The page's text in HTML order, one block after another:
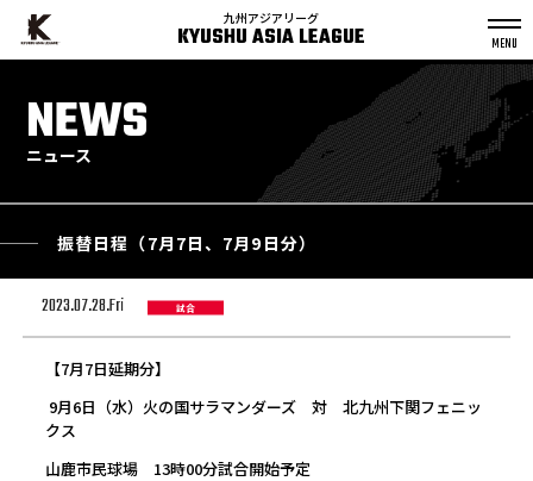
九州アジアリーグ
KYUSHU ASIA LEAGUE
NEWS
ニュース
振替日程（7月7日、7月9日分）
2023.07.28.Fri 試合
【7月7日延期分】
9月6日（水）火の国サラマンダーズ 対 北九州下関フェニッ
クス
山鹿市民球場 13時00分試合開始予定